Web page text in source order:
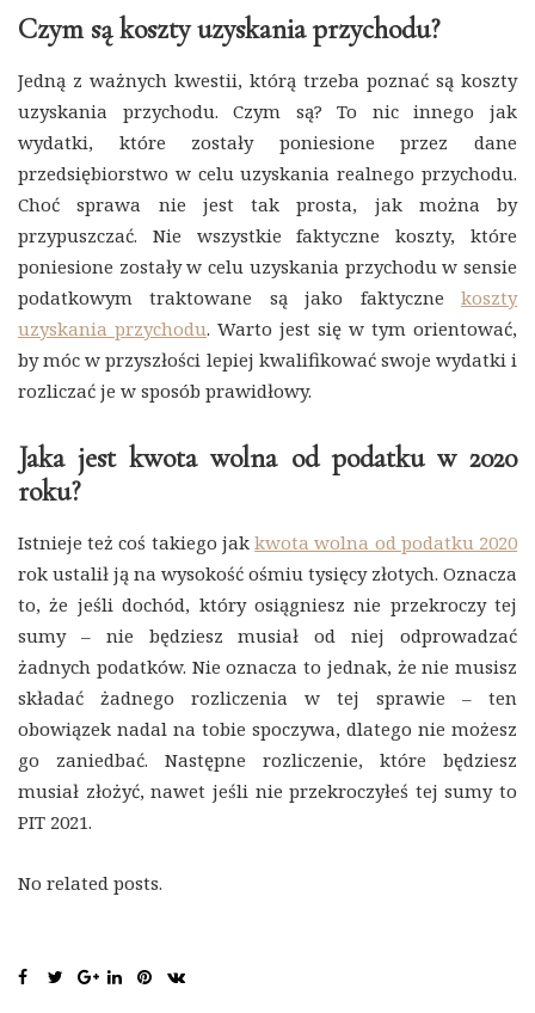
Czym są koszty uzyskania przychodu?
Jedną z ważnych kwestii, którą trzeba poznać są koszty
uzyskania przychodu. Czym są? To nic innego jak
wydatki, które zostały poniesione przez dane
przedsiębiorstwo w celu uzyskania realnego przychodu.
Choć sprawa nie jest tak prosta, jak można by
przypuszczać. Nie wszystkie faktyczne koszty, które
poniesione zostały w celu uzyskania przychodu w sensie
podatkowym traktowane są jako faktyczne koszty
uzyskania przychodu. Warto jest się w tym orientować,
by móc w przyszłości lepiej kwalifikować swoje wydatki i
rozliczać je w sposób prawidłowy.
Jaka jest kwota wolna od podatku w 2020
roku?
Istnieje też coś takiego jakkwota wolna od podatku 2020
rok ustalił ją na wysokość ośmiu tysięcy złotych. Oznacza
to, że jeśli dochód, który osiągniesz nie przekroczy tej
sumy – nie będziesz musiał od niej odprowadzać
żadnych podatków. Nie oznacza to jednak, że nie musisz
składać żadnego rozliczenia w tej sprawie – ten
obowiązek nadal na tobie spoczywa, dlatego nie możesz
go zaniedbać. Następne rozliczenie, które będziesz
musiał złożyć, nawet jeśli nie przekroczyłeś tej sumy to
PIT 2021.
No related posts.